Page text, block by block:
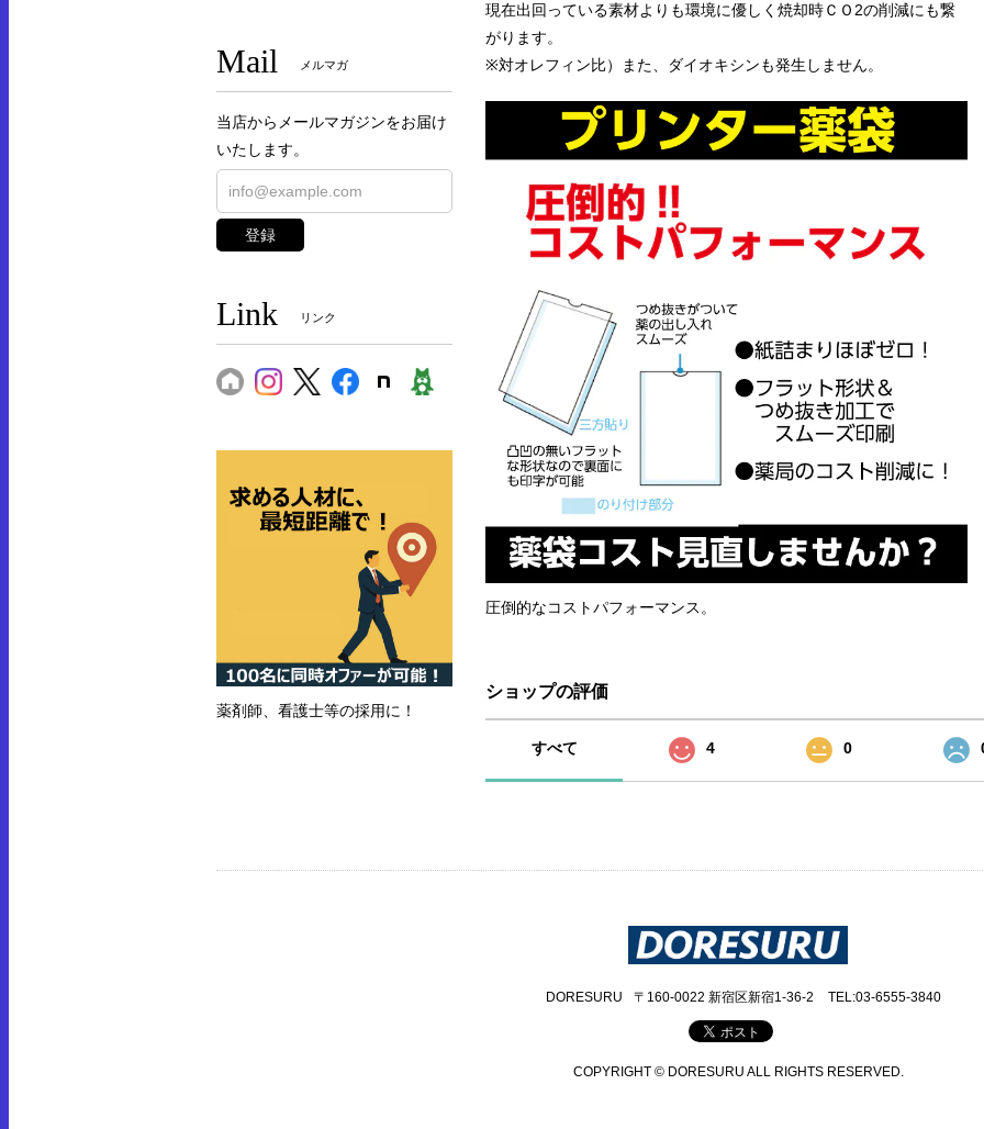
現在出回っている素材よりも環境に優しく焼却時ＣＯ2の削減にも繋
がります。
※対オレフィン比）また、ダイオキシンも発生しません。
圧倒的なコストパフォーマンス。
ショップの評価
すべて 4 0
Mail メルマガ
当店からメールマガジンをお届け
いたします。
登録
Link リンク
薬剤師、看護士等の採用に！
DORESURU 〒160-0022 新宿区新宿1-36-2 TEL:03-6555-3840
COPYRIGHT © DORESURU ALL RIGHTS RESERVED.